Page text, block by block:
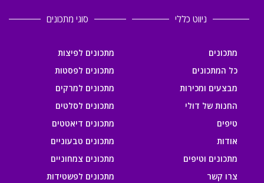
ניווט כללי
מתכונים
כל המתכונים
מבצעים ומכירות
החנות של דולי
טיפים
אודות
מתכונים וטיפים
צרו קשר
סוגי מתכונים
מתכונים לפיצות
מתכונים לפסטות
מתכונים למרקים
מתכונים לסלטים
מתכונים דיאטטים
מתכונים טבעוניים
מתכונים צמחוניים
מתכונים לפשטידות